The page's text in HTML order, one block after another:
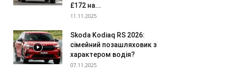
£172 на...
11.11.2025
Skoda Kodiaq RS 2026:
сімейний позашляховик з
характером водія?
07.11.2025